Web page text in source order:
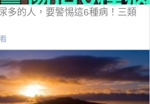
多的人，要警惕這6種病！三類